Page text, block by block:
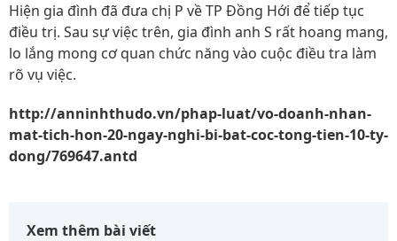
Hiện gia đình đã đưa chị P về TP Đồng Hới để tiếp tục
điều trị. Sau sự việc trên, gia đình anh S rất hoang mang,
lo lắng mong cơ quan chức năng vào cuộc điều tra làm
rõ vụ việc.
http://anninhthudo.vn/phap-luat/vo-doanh-nhan-
mat-tich-hon-20-ngay-nghi-bi-bat-coc-tong-tien-10-ty-
dong/769647.antd
Xem thêm bài viết